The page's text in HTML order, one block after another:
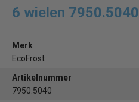
6 wielen 7950.5040
Merk
EcoFrost
Artikelnummer
7950.5040